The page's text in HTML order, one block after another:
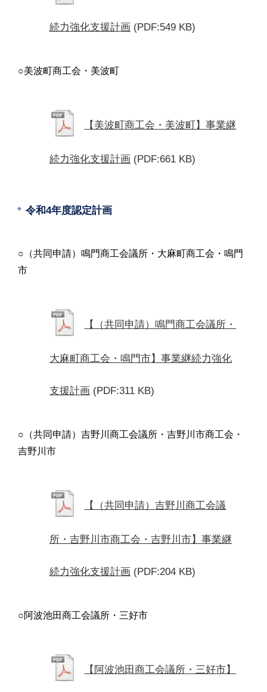
続力強化支援計画 (PDF:549 KB)
○美波町商工会・美波町
【美波町商工会・美波町】事業継
続力強化支援計画 (PDF:661 KB)
令和4年度認定計画
○（共同申請）鳴門商工会議所・大麻町商工会・鳴門
市
【（共同申請）鳴門商工会議所・
大麻町商工会・鳴門市】事業継続力強化
支援計画 (PDF:311 KB)
○（共同申請）吉野川商工会議所・吉野川市商工会・
吉野川市
【（共同申請）吉野川商工会議
所・吉野川市商工会・吉野川市】事業継
続力強化支援計画 (PDF:204 KB)
○阿波池田商工会議所・三好市
【阿波池田商工会議所・三好市】